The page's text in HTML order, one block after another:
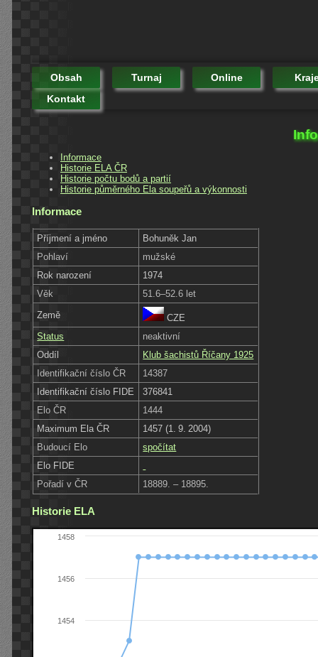
Obsah Turnaj Online
Kontakt
Informace
Historie ELA ČR
Historie počtu bodů a partií
Historie půměrného Ela soupeřů a výkonnosti
Informace
Příjmení a jméno
Bohuněk Jan
Pohlaví
mužské
Rok narození
1974
Věk
51.6–52.6 let
Země
CZE
Status
neaktivní
Oddíl
Klub šachistů Říčany 1925
Identifikační číslo ČR
14387
Identifikační číslo FIDE
376841
Elo ČR
1444
Maximum Ela ČR
1457 (1. 9. 2004)
Budoucí Elo
spočítat
Elo FIDE
Pořadí v ČR
18889. – 18895.
Historie ELA
1454
1456
1458